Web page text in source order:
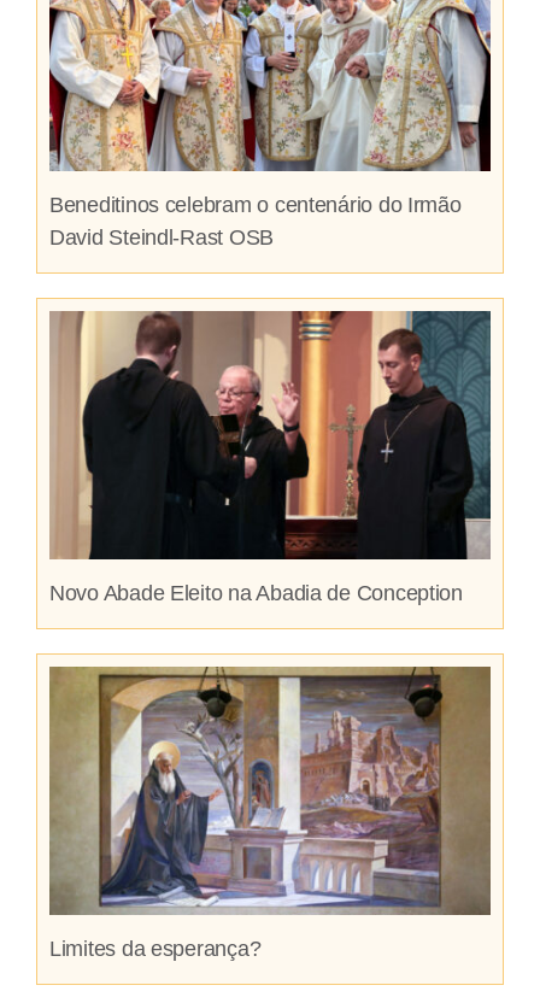
Beneditinos celebram o centenário do Irmão
David Steindl-Rast OSB
Novo Abade Eleito na Abadia de Conception
Limites da esperança?